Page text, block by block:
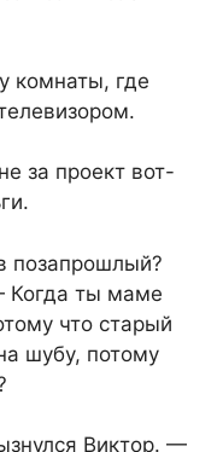
комнаты, где
за проект вот-
позапрошлый?
Когда ты маме
что старый
шубу, потому
Виктор. —